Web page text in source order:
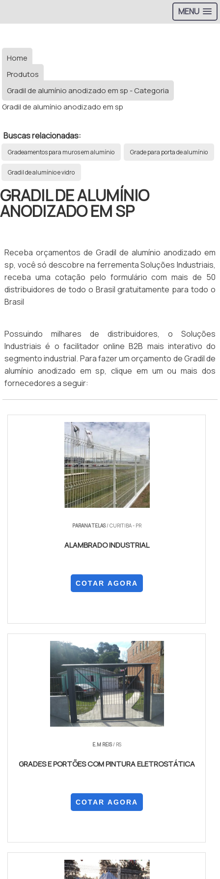
MENU
Home
Produtos
Gradil de alumínio anodizado em sp - Categoria
Gradil de alumínio anodizado em sp
Buscas relacionadas:
Gradeamentos para muros em alumínio Grade para porta de alumínio
Gradil de alumínio e vidro
GRADIL DE ALUMÍNIO
ANODIZADO EM SP
Receba orçamentos de Gradil de alumínio anodizado em
sp, você só descobre na ferrementa Soluções Industriais,
receba uma cotação pelo formulário com mais de 50
distribuidores de todo o Brasil gratuitamente para todo o
Brasil
Possuindo milhares de distribuidores, o Soluções
Industriais é o facilitador online B2B mais interativo do
segmento industrial. Para fazer um orçamento de Gradil de
alumínio anodizado em sp, clique em um ou mais dos
fornecedores a seguir:
PARANA TELAS/ CURITIBA - PR
ALAMBRADO INDUSTRIAL
COTAR AGORA
E.M REIS/ RS
GRADES E PORTÕES COM PINTURA ELETROSTÁTICA
COTAR AGORA